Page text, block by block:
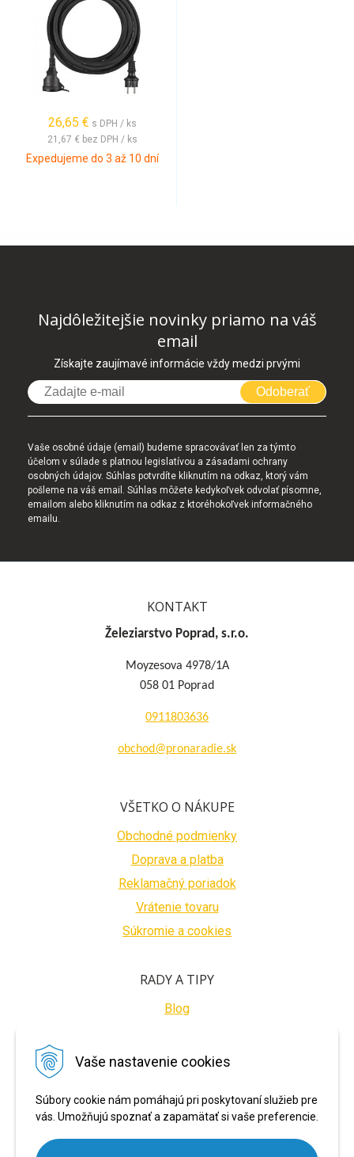
Vaše nastavenie cookies
Súbory cookie nám pomáhajú pri poskytovaní služieb pre
vás. Umožňujú spoznať a zapamätať si vaše preferencie.
26,65 € s DPH / ks
21,67 € bez DPH / ks
Expedujeme do 3 až 10 dní
Najdôležitejšie novinky priamo na váš
email
Získajte zaujímavé informácie vždy medzi prvými
Odoberať
Vaše osobné údaje (email) budeme spracovávať len za týmto
účelom v súlade s platnou legislatívou a zásadami ochrany
osobných údajov. Súhlas potvrdíte kliknutím na odkaz, ktorý vám
pošleme na váš email. Súhlas môžete kedykoľvek odvolať písomne,
emailom alebo kliknutím na odkaz z ktoréhokoľvek informačného
emailu.
KONTAKT
Železiarstvo Poprad, s.r.o.
Moyzesova 4978/1A
058 01 Poprad
0911803636
obchod@pronaradie.sk
VŠETKO O NÁKUPE
Obchodné podmienky
Doprava a platba
Reklamačný poriadok
Vrátenie tovaru
Súkromie a cookies
RADY A TIPY
Blog
BEZPEČNÉ PLATBY